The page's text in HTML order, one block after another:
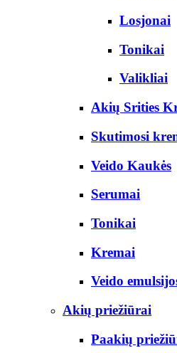
Losjonai
Tonikai
Valikliai
Akių Srities
Skutimosi
Veido Kaukės
Serumai
Tonikai
Kremai
Veido
Akių priežiūrai
Paakių